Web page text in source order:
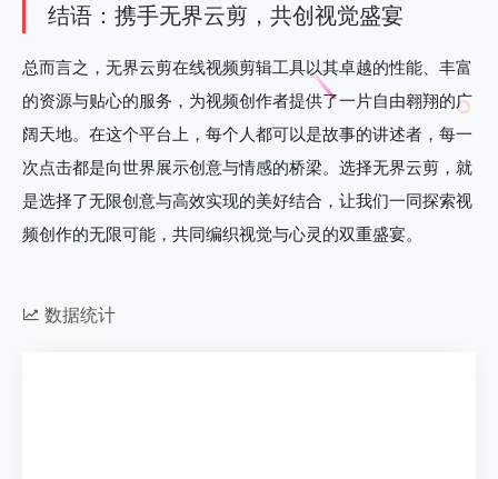
结语：携手无界云剪，共创视觉盛宴
总而言之，无界云剪在线视频剪辑工具以其卓越的性能、丰富
的资源与贴心的服务，为视频创作者提供了一片自由翱翔的广
阔天地。在这个平台上，每个人都可以是故事的讲述者，每一
次点击都是向世界展示创意与情感的桥梁。选择无界云剪，就
是选择了无限创意与高效实现的美好结合，让我们一同探索视
频创作的无限可能，共同编织视觉与心灵的双重盛宴。
数据统计